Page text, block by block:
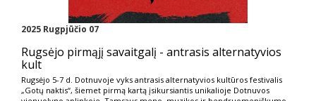
2025 Rugpjūčio 07
Rugsėjo pirmąjį savaitgalį - antrasis alternatyvios
kult
Rugsėjo 5-7 d. Dotnuvoje vyks antrasis alternatyvios kultūros festivalis
„Gotų naktis“, šiemet pirmą kartą įsikursiantis unikalioje Dotnuvos